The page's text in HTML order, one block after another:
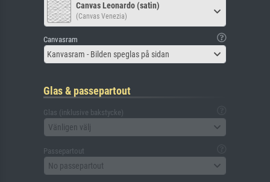
Canvas Leonardo (satin)
(Canvas Venezia)
Canvasram
Kanvasram - Bilden speglas på sidan
Glas & passepartout
Glas (inklusive bakstycke)
Vänligen välj
Passepartout
No passepartout